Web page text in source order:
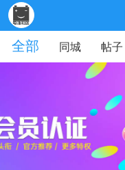
全部
同城 帖子